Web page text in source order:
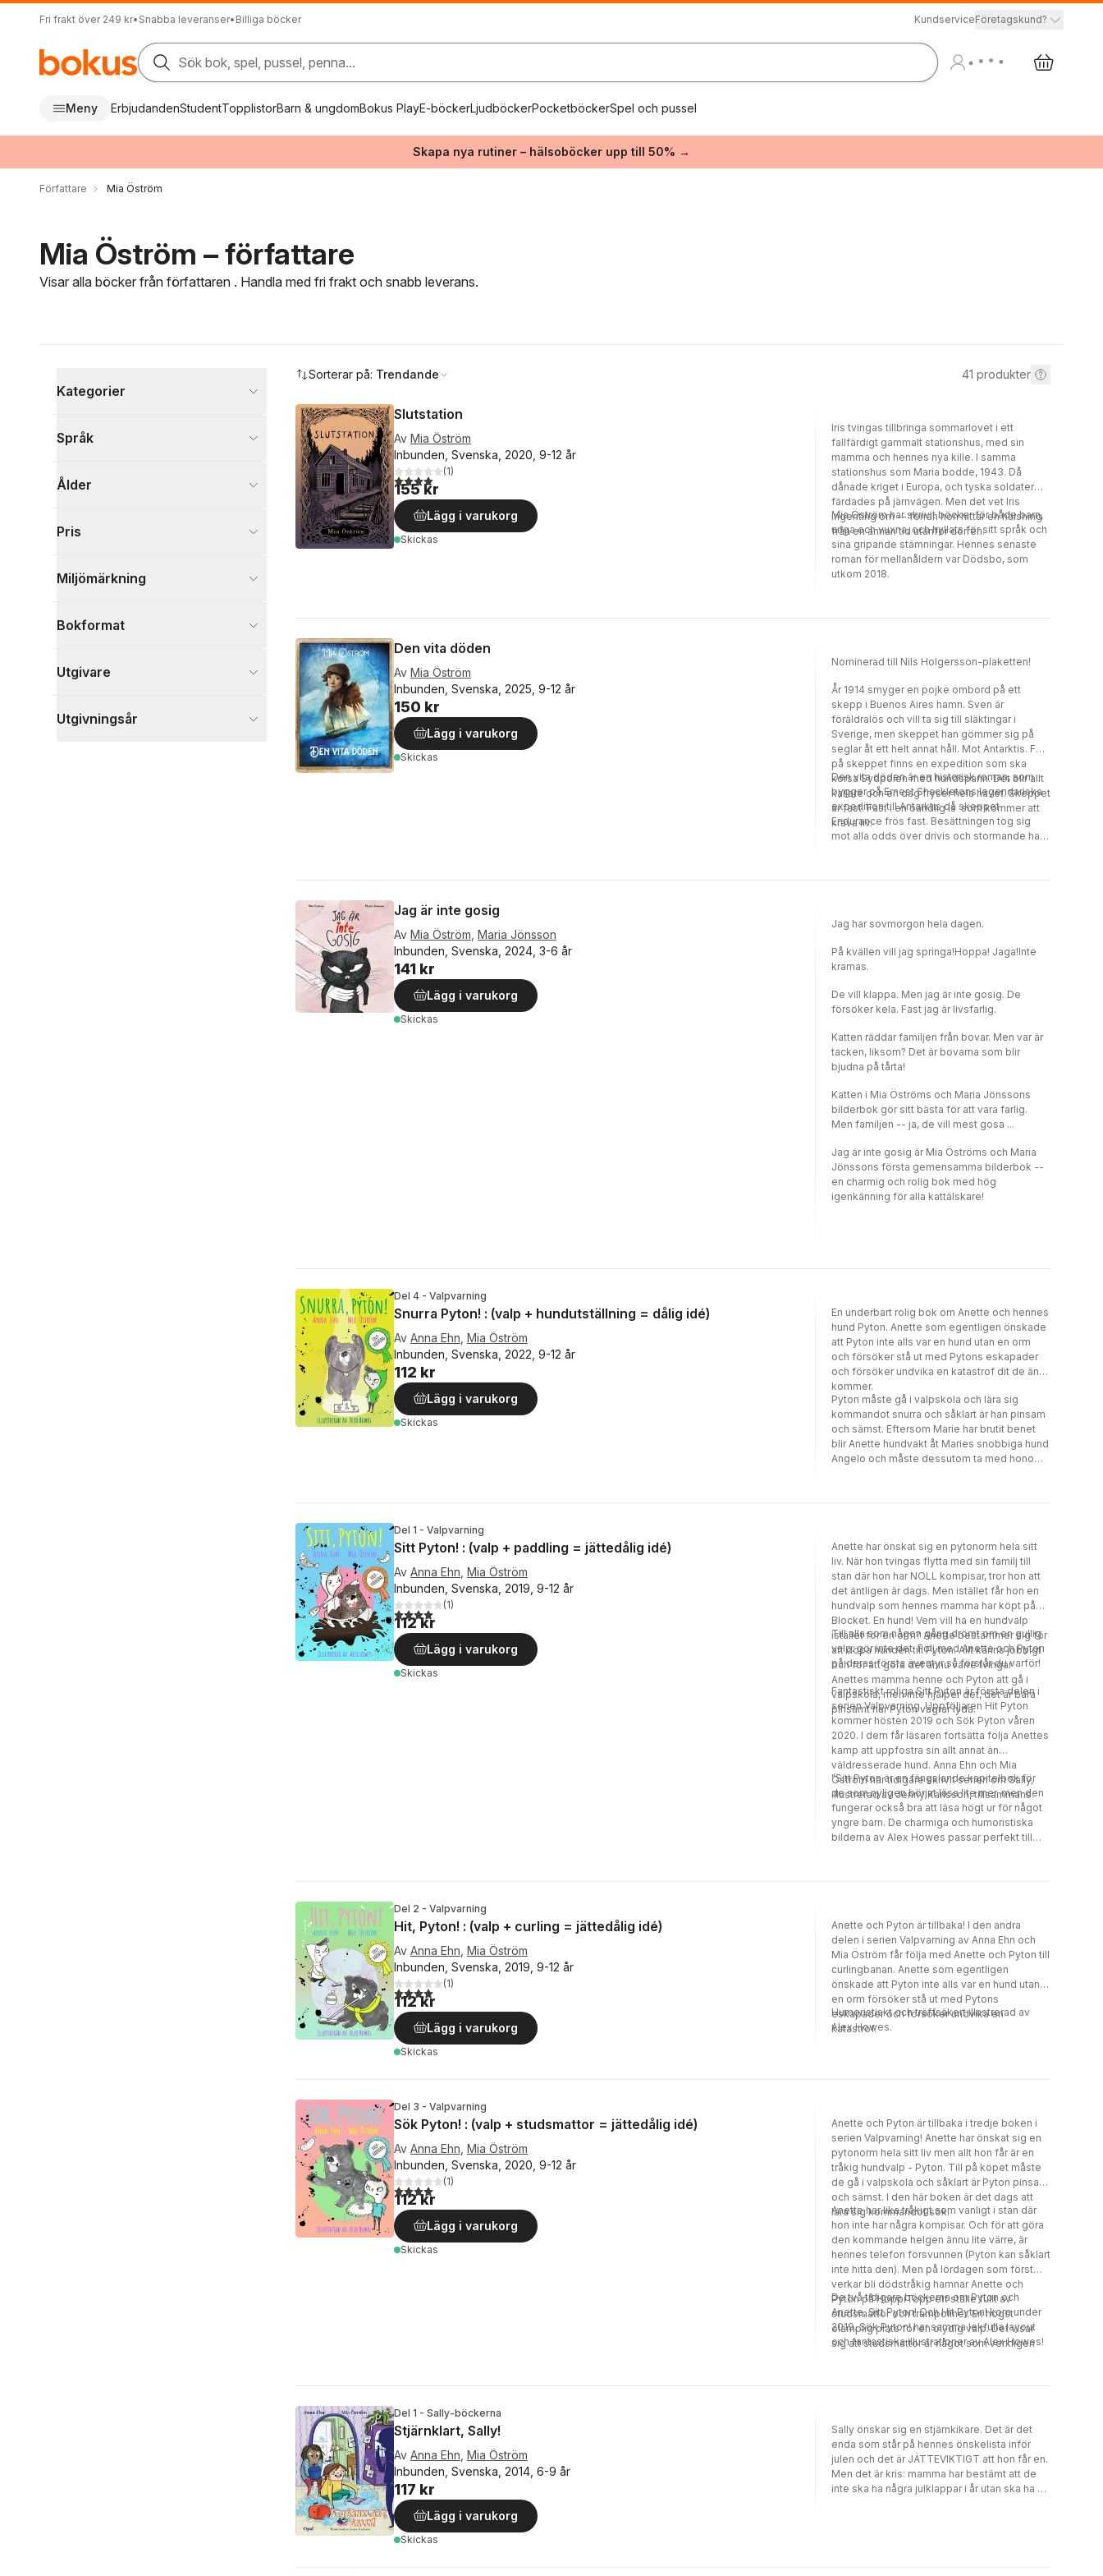
Fri frakt över 249 kr• Snabba leveranser• Billiga böcker KundserviceFöretagskund?
Sök bok, spel, pussel, penna...
Meny ErbjudandenStudentTopplistorBarn & ungdomBokus PlayE-böckerLjudböckerPocketböckerSpel och pussel
Skapa nya rutiner – hälsoböcker upp till 50% →
Författare Mia Öström
Mia Öström – författare
Visar alla böcker från författaren . Handla med fri frakt och snabb leverans.
Kategorier
Visa fler
Språk
Ålder
Pris
Miljömärkning
Bokformat
Utgivare
Utgivningsår
Sorterar på: Trendande 41 produkter
Slutstation
Av Mia Öström
Inbunden, Svenska, 2020, 9-12 år
4,0utav 5 stjärnor. Totalt antal röster:
(1)
155 kr
Lägg i varukorg
Skickas
Iris tvingas tillbringa sommarlovet i ett
fallfärdigt gammalt stationshus, med sin
mamma och hennes nya kille. I samma
stationshus som Maria bodde, 1943. Då
dånade kriget i Europa, och tyska soldater
färdades på järnvägen. Men det vet Iris
ingenting om -- förrän hon hittar en hälsning
från en annan tid utanför dörren.
Mia Öström har skrivit böcker för både barn,
unga och vuxna, och hyllats för sitt språk och
sina gripande stämningar. Hennes senaste
roman för mellanåldern var Dödsbo, som
utkom 2018.
Den vita döden
Av Mia Öström
Inbunden, Svenska, 2025, 9-12 år
150 kr
Lägg i varukorg
Skickas
Nominerad till Nils Holgersson-plaketten!
År 1914 smyger en pojke ombord på ett
skepp i Buenos Aires hamn. Sven är
föräldralös och vill ta sig till släktingar i
Sverige, men skeppet han gömmer sig på
seglar åt ett helt annat håll. Mot Antarktis. För
på skeppet finns en expedition som ska
korsa Sydpolen med hundspann. Det blir allt
kallare och en dag fryser hela havet. Skeppet
är fast. Fast i en oändlig is som kommer att
kräva liv.
Den vita döden är en historisk roman, som
bygger på Ernest Shackletons legendariska
expedition till Antarktis då skeppet
Endurance frös fast. Besättningen tog sig
mot alla odds över drivis och stormande hav
genom Svens ögon och känslor vi får följa
Jag är inte gosig
Av Mia Öström Maria Jönsson
Inbunden, Svenska, 2024, 3-6 år
141 kr
Lägg i varukorg
Skickas
Jag har sovmorgon hela dagen.
På kvällen vill jag springa!Hoppa! Jaga!Inte
kramas.
De vill klappa. Men jag är inte gosig. De
försöker kela. Fast jag är livsfarlig.
Katten räddar familjen från bovar. Men var är
tacken, liksom? Det är bovarna som blir
bjudna på tårta!
Katten i Mia Öströms och Maria Jönssons
bilderbok gör sitt bästa för att vara farlig.
Men familjen -- ja, de vill mest gosa ...
Jag är inte gosig är Mia Öströms och Maria
Jönssons första gemensamma bilderbok --
en charmig och rolig bok med hög
igenkänning för alla kattälskare!
Del 4 - Valpvarning
Snurra Pyton! : (valp + hundutställning = dålig idé)
Av Anna Ehn Mia Öström
Inbunden, Svenska, 2022, 9-12 år
112 kr
Lägg i varukorg
Skickas
En underbart rolig bok om Anette och hennes
hund Pyton. Anette som egentligen önskade
att Pyton inte alls var en hund utan en orm
och försöker stå ut med Pytons eskapader
och försöker undvika en katastrof dit de än
kommer.
Pyton måste gå i valpskola och lära sig
kommandot snurra och såklart är han pinsam
och sämst. Eftersom Marie har brutit benet
blir Anette hundvakt åt Maries snobbiga hund
Angelo och måste dessutom ta med honom
snurren?
Del 1 - Valpvarning
Sitt Pyton! : (valp + paddling = jättedålig idé)
Av Anna Ehn Mia Öström
Inbunden, Svenska, 2019, 9-12 år
4,0utav 5 stjärnor. Totalt antal röster:
(1)
112 kr
Lägg i varukorg
Skickas
Anette har önskat sig en pytonorm hela sitt
liv. När hon tvingas flytta med sin familj till
stan där hon har NOLL kompisar, tror hon att
det äntligen är dags. Men istället får hon en
hundvalp som hennes mamma har köpt på
Blocket. En hund! Vem vill ha en hundvalp
istället för en orm? Anette bestämmer sig för
att döpa hunden till Pyton. Allt känns jobbigt
och för att göra det ännu värre tvingar
Anettes mamma henne och Pyton att gå i
valpskola, men inte hjälper det, det är bara
pinsamt när Pyton vägrar lyda.
Till alla som någon gång drömt om en gullig
valp: gör inte det. Följ med Anette och Pyton
på deras första äventyr så förstår du varför!
Fantastiskt roliga Sitt Pyton är första delen i
serien Valpvarning. Uppföljaren Hit Pyton
kommer hösten 2019 och Sök Pyton våren
2020. I dem får läsaren fortsätta följa Anettes
kamp att uppfostra sin allt annat än
väldresserade hund. Anna Ehn och Mia
Öström har tidigare skrivit serien om Sally,
illustrerad av Jenny Karlsson, tillsammans.
"Sitt Pyton är en fängslande kapitelbok för
de som nyligen börjat läsa lite mer, men den
fungerar också bra att läsa högt ur för något
yngre barn. De charmiga och humoristiska
bilderna av Alex Howes passar perfekt till
roliga uttryck . - Publicerad i BTJ-häftet nr 8,
Del 2 - Valpvarning
Hit, Pyton! : (valp + curling = jättedålig idé)
Av Anna Ehn Mia Öström
Inbunden, Svenska, 2019, 9-12 år
4,0utav 5 stjärnor. Totalt antal röster:
(1)
112 kr
Lägg i varukorg
Skickas
Anette och Pyton är tillbaka! I den andra
delen i serien Valpvarning av Anna Ehn och
Mia Öström får följa med Anette och Pyton till
curlingbanan. Anette som egentligen
önskade att Pyton inte alls var en hund utan
en orm försöker stå ut med Pytons
eskapader och försöker undvika en
katastrof.
Humoristiskt och träffsäkert illustrerad av
Alex Howes.
Del 3 - Valpvarning
Sök Pyton! : (valp + studsmattor = jättedålig idé)
Av Anna Ehn Mia Öström
Inbunden, Svenska, 2020, 9-12 år
4,0utav 5 stjärnor. Totalt antal röster:
(1)
112 kr
Lägg i varukorg
Skickas
Anette och Pyton är tillbaka i tredje boken i
serien Valpvarning! Anette har önskat sig en
pytonorm hela sitt liv men allt hon får är en
tråkig hundvalp - Pyton. Till på köpet måste
de gå i valpskola och såklart är Pyton pinsam
och sämst. I den här boken är det dags att
lära sig kommandot sök.
Anette har lika tråkigt som vanligt i stan där
hon inte har några kompisar. Och för att göra
den kommande helgen ännu lite värre, är
hennes telefon försvunnen (Pyton kan såklart
inte hitta den). Men på lördagen som först
verkar bli dödstråkig hamnar Anette och
Pyton på HoppiTopp ett ställe fullt av
studsmattor och trampoliner. En högst
olämplig plats för en olydig valp. Det visar
sig att studsmattor är något som verkligen
De två tidigare böckerna om Pyton och
Anette, Sitt Pyton! Och Hit Pyton! kom under
2019. Sök Pyton! har samma lekfulla layout
och fantastiska illustrationer av Alex Howes!
Del 1 - Sally-böckerna
Stjärnklart, Sally!
Av Anna Ehn Mia Öström
Inbunden, Svenska, 2014, 6-9 år
117 kr
Lägg i varukorg
Skickas
Sally önskar sig en stjärnkikare. Det är det
enda som står på hennes önskelista inför
julen och det är JÄTTEVIKTIGT att hon får en.
Men det är kris: mamma har bestämt att de
inte ska ha några julklappar i år utan ska ha en